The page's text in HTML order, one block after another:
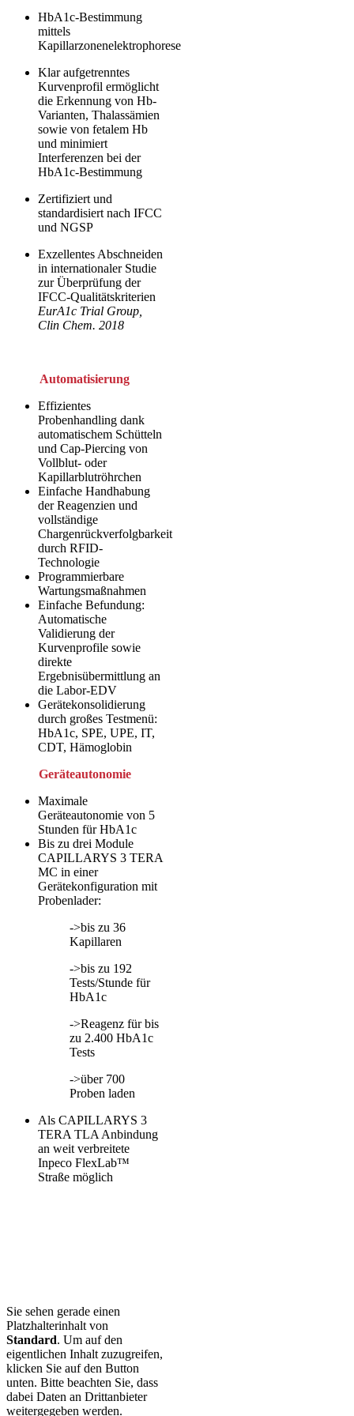
HbA1c-Bestimmung
mittels
Kapillarzonenelektrophorese
Klar aufgetrenntes
Kurvenprofil ermöglicht
die Erkennung von Hb-
Varianten, Thalassämien
sowie von fetalem Hb
und minimiert
Interferenzen bei der
HbA1c-Bestimmung
Zertifiziert und
standardisiert nach IFCC
und NGSP
Exzellentes Abschneiden
in internationaler Studie
zur Überprüfung der
IFCC-Qualitätskriterien
EurA1c Trial Group,
Clin Chem. 2018
Automatisierung
Effizientes
Probenhandling dank
automatischem Schütteln
und Cap-Piercing von
Vollblut- oder
Kapillarblutröhrchen
Einfache Handhabung
der Reagenzien und
vollständige
Chargenrückverfolgbarkeit
durch RFID-
Technologie
Programmierbare
Wartungsmaßnahmen
Einfache Befundung:
Automatische
Validierung der
Kurvenprofile sowie
direkte
Ergebnisübermittlung an
die Labor-EDV
Gerätekonsolidierung
durch großes Testmenü:
HbA1c, SPE, UPE, IT,
CDT, Hämoglobin
Geräteautonomie
Maximale
Geräteautonomie von 5
Stunden für HbA1c
Bis zu drei Module
CAPILLARYS 3 TERA
MC in einer
Gerätekonfiguration mit
Probenlader:
->bis zu 36
Kapillaren
->bis zu 192
Tests/Stunde für
HbA1c
->Reagenz für bis
zu 2.400 HbA1c
Tests
->über 700
Proben laden
Als CAPILLARYS 3
TERA TLA Anbindung
an weit verbreitete
Inpeco FlexLab™
Straße möglich
Sie sehen gerade einen
Platzhalterinhalt von
Standard. Um auf den
eigentlichen Inhalt zuzugreifen,
klicken Sie auf den Button
unten. Bitte beachten Sie, dass
dabei Daten an Drittanbieter
weitergegeben werden.